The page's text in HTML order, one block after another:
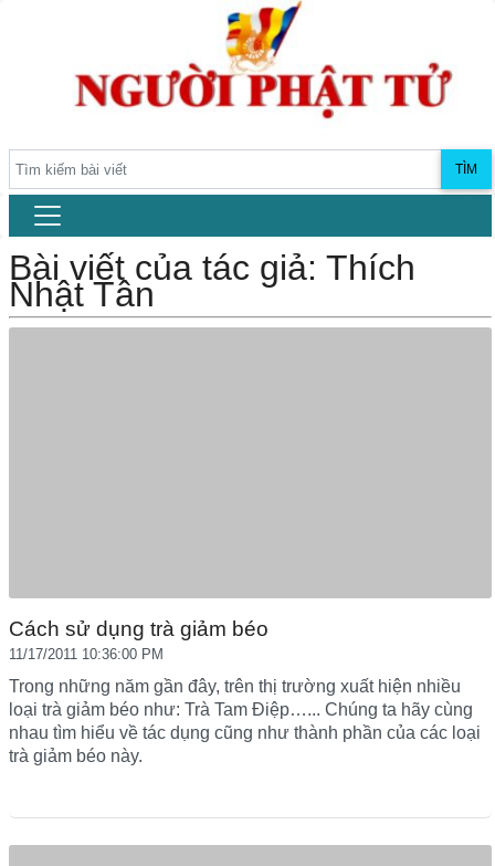
TÌM
Bài viết của tác giả: Thích
Nhật Tân
Cách sử dụng trà giảm béo
11/17/2011 10:36:00 PM
Trong những năm gần đây, trên thị trường xuất hiện nhiều
loại trà giảm béo như: Trà Tam Điệp…... Chúng ta hãy cùng
nhau tìm hiểu về tác dụng cũng như thành phần của các loại
trà giảm béo này.